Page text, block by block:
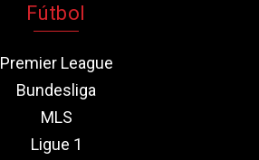
Fútbol
Premier League
Bundesliga
MLS
Ligue 1